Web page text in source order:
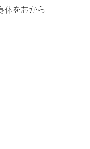
体を芯から